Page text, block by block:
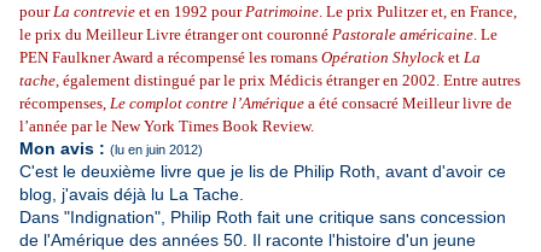
pourLa contrevie et en 1992 pourPatrimoine. Le prix Pulitzer et, en France,
le prix du Meilleur Livre étranger ont couronné Pastorale américaine. Le
PEN Faulkner Award a récompensé les romans Opération Shylock et La
tache, également distingué par le prix Médicis étranger en 2002. Entre autres
récompenses, Le complot contre l’Amérique a été consacré Meilleur livre de
l’année par le New York Times Book Review.
Mon avis : (lu en juin 2012)
C'est le deuxième livre que je lis de Philip Roth, avant d'avoir ce
blog, j'avais déjà lu La Tache.
Dans "Indignation", Philip Roth fait une critique sans concession
de l'Amérique des années 50. Il raconte l'histoire d'un jeune